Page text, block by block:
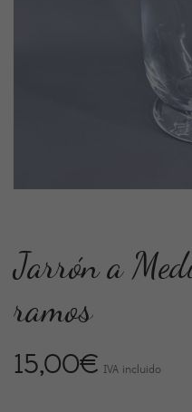
Jarrón a
ramos
15,00€ IVA incluido